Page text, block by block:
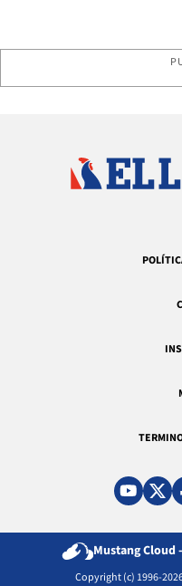
Mustang Cloud -
Copyright (c) 1996-